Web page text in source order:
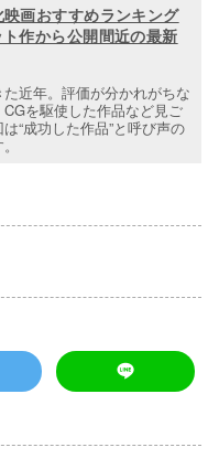
映画おすすめランキング
作から公開間近の最新
近年。評価が分かれがちな
を駆使した作品など見ご
“成功した作品”と呼び声の